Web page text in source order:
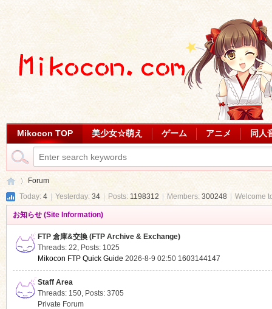
Mikocon TOP 美少女☆萌え ゲーム アニメ 同人
Forum
Today: 4 Yesterday: 34 Posts:1198312 Members: 300248 Welcome
お知らせ (Site Information)
FTP 倉庫&交換 (FTP Archive & Exchange)
Threads: 22, Posts: 1025
Mikocon FTP Quick Guide 2026-8-9 02:50 1603144147
Staff Area
Threads: 150, Posts: 3705
Private Forum